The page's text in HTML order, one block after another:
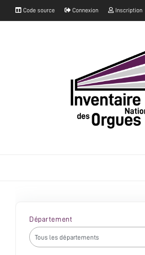
Code source Connexion Inscription
Département